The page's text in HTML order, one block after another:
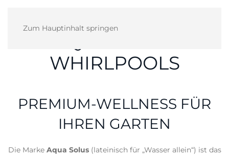
Zum Hauptinhalt springen
WHIRLPOOLS
PREMIUM-WELLNESS FÜR
IHREN GARTEN
Die Marke Aqua Solus(lateinisch für „Wasser allein“) ist das